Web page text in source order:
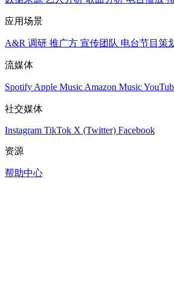
应用场景
A&R 调研 推广方 宣传团队 电台节目策
流媒体
Spotify Apple Music Amazon Music
社交媒体
Instagram TikTok X (Twitter) Facebook
资源
帮助中心